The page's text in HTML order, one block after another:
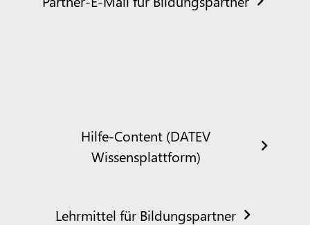
Hilfe-Content (DATEV
Wissensplattform)
Lehrmittel für Bildungspartner